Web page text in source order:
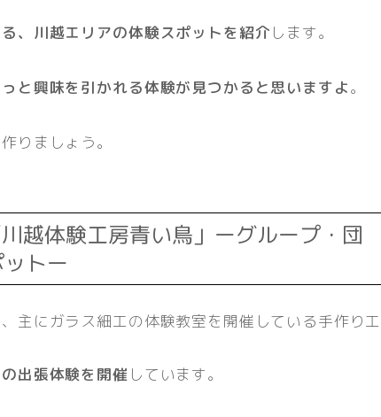
、川越エリアの体験スポットを紹介 します。
と興味を引かれる体験が見つかると思いますよ。
りましょう。
越体験工房青い鳥」ーグループ・団
トー
主にガラス細工の体験教室を開催している手作り工
出張体験を開催 しています。